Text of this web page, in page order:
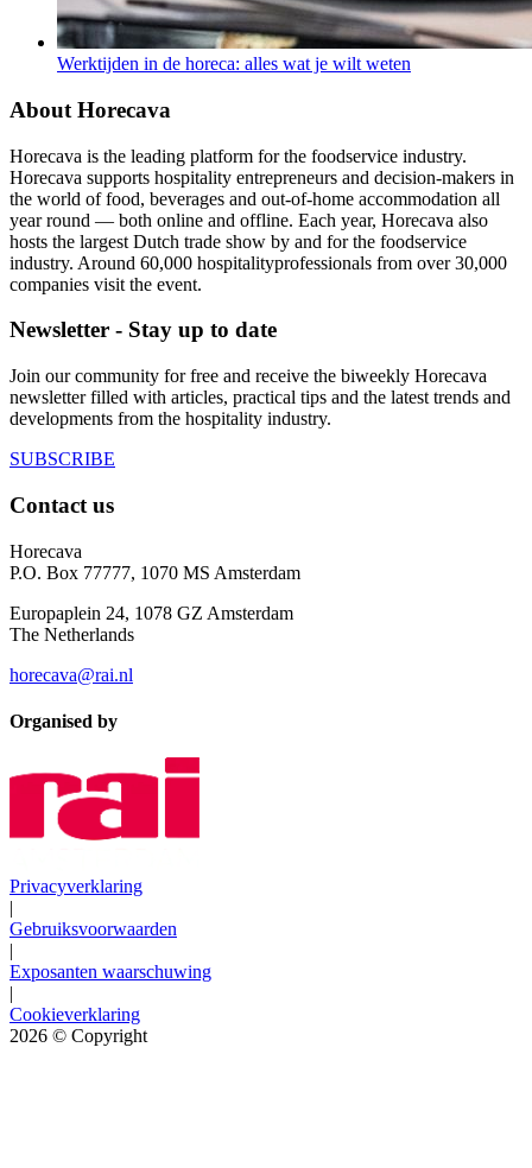
Werktijden in de horeca: alles wat je wilt weten
About Horecava
Horecava is the leading platform for the foodservice industry.
Horecava supports hospitality entrepreneurs and decision-makers in
the world of food, beverages and out-of-home accommodation all
year round — both online and offline. Each year, Horecava also
hosts the largest Dutch trade show by and for the foodservice
industry. Around 60,000 hospitalityprofessionals from over 30,000
companies visit the event.
Newsletter - Stay up to date
Join our community for free and receive the biweekly Horecava
newsletter filled with articles, practical tips and the latest trends and
developments from the hospitality industry.
SUBSCRIBE
Contact us
Horecava
P.O. Box 77777, 1070 MS Amsterdam
Europaplein 24, 1078 GZ Amsterdam
The Netherlands
horecava@rai.nl
Organised by
Privacyverklaring
|
Gebruiksvoorwaarden
|
Exposanten waarschuwing
|
Cookieverklaring
2026 © Copyright